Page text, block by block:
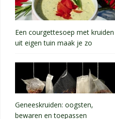
Een courgettesoep met kruiden
uit eigen tuin maak je zo
Geneeskruiden: oogsten,
bewaren en toepassen